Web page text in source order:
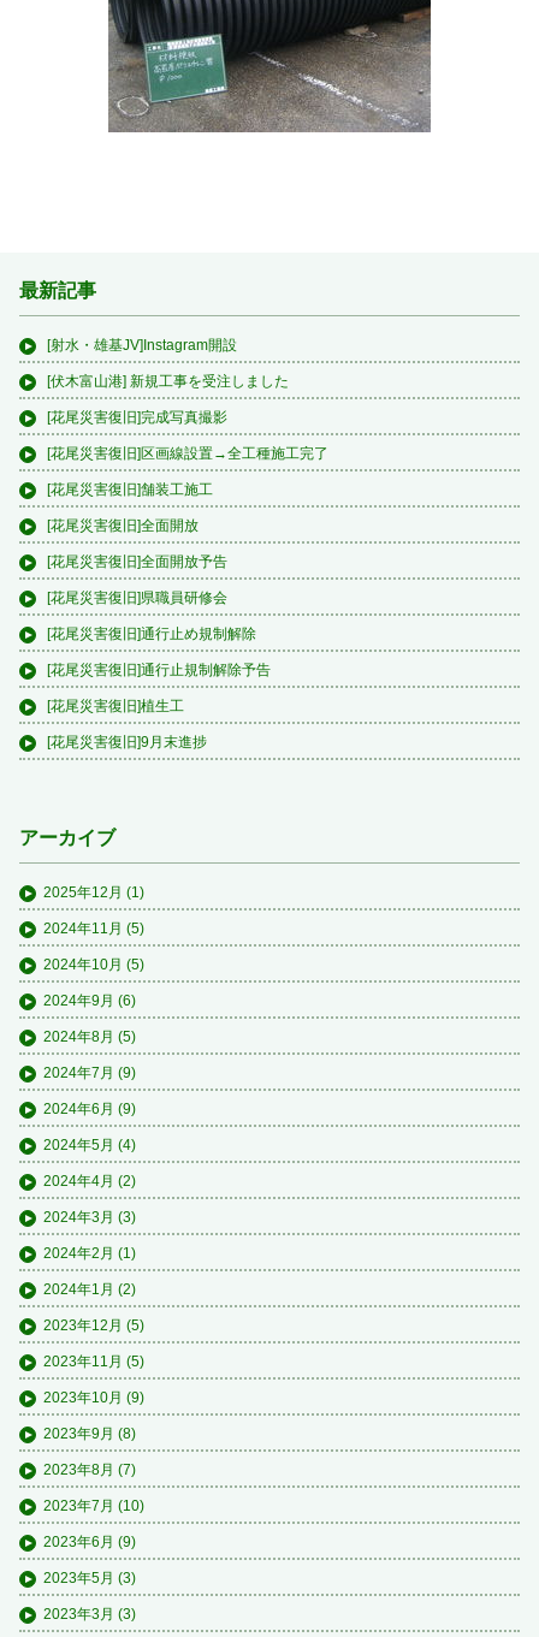
最新記事
[射水・雄基JV]Instagram開設
[伏木富山港] 新規工事を受注しました
[花尾災害復旧]完成写真撮影
[花尾災害復旧]区画線設置→全工種施工完了
[花尾災害復旧]舗装工施工
[花尾災害復旧]全面開放
[花尾災害復旧]全面開放予告
[花尾災害復旧]県職員研修会
[花尾災害復旧]通行止め規制解除
[花尾災害復旧]通行止規制解除予告
[花尾災害復旧]植生工
[花尾災害復旧]9月末進捗
アーカイブ
2025年12月 (1)
2024年11月 (5)
2024年10月 (5)
2024年9月 (6)
2024年8月 (5)
2024年7月 (9)
2024年6月 (9)
2024年5月 (4)
2024年4月 (2)
2024年3月 (3)
2024年2月 (1)
2024年1月 (2)
2023年12月 (5)
2023年11月 (5)
2023年10月 (9)
2023年9月 (8)
2023年8月 (7)
2023年7月 (10)
2023年6月 (9)
2023年5月 (3)
2023年3月 (3)